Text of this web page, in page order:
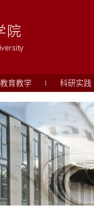
教育教学 科研实践